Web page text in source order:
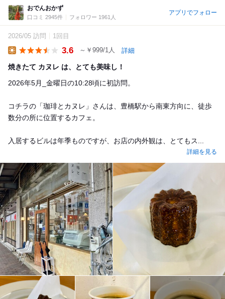
おでんおかず
口コミ 2945件 フォロワー 1961人
アプリでフォロー
2026/05 訪問 1回目
3.6 ～￥999/1人 詳細
焼きたて カヌレ は、とても美味し！
2026年5月_金曜日の10:28頃に初訪問。
コチラの「珈琲とカヌレ」さんは、豊橋駅から南東方向に、徒歩
数分の所に位置するカフェ。
入居するビルは年季ものですが、お店の内外観は、とてもス...
詳細を見る